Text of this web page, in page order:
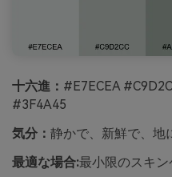
十六進： #E7ECEA
#3F4A45
気分： 静かで、新鮮で、地
最適な場合:最小限のスキ